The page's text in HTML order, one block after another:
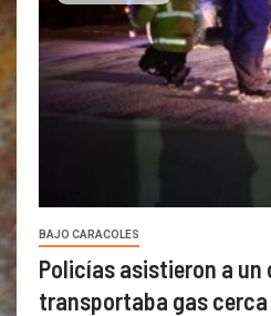
BAJO CARACOLES
Policías asistieron a un
transportaba gas cerca